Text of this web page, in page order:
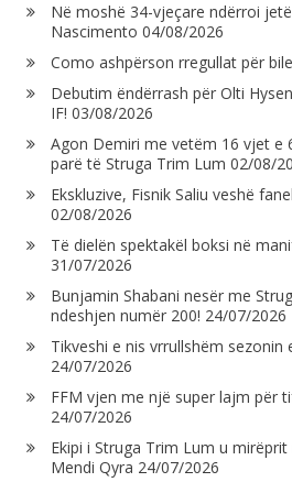
Në moshë 34-vjeçare ndërroi
Nascimento 04/08/2026
Como ashpërson rregullat për
Debutim ëndërrash për Olti
IF! 03/08/2026
Agon Demiri me vetëm 16 vjet e
parë të Struga Trim Lum 02/08/
Ekskluzive, Fisnik Saliu veshë
02/08/2026
Të dielën spektakël boksi në
31/07/2026
Bunjamin Shabani nesër me
ndeshjen numër 200! 24/07/2026
Tikveshi e nis vrrullshëm sezonin
24/07/2026
FFM vjen me një super lajm për
24/07/2026
Ekipi i Struga Trim Lum u
Mendi Qyra 24/07/2026